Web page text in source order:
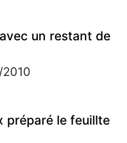
un restant de
préparé le feuillte